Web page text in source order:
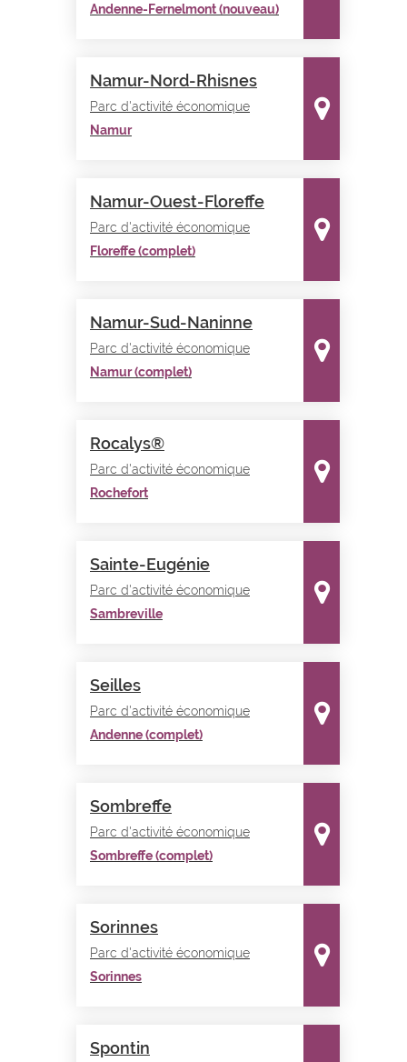
Andenne-Fernelmont (nouveau)
Namur-Nord-Rhisnes
Parc d'activité économique
Namur
Namur-Ouest-Floreffe
Parc d'activité économique
Floreffe (complet)
Namur-Sud-Naninne
Parc d'activité économique
Namur (complet)
Rocalys®
Parc d'activité économique
Rochefort
Sainte-Eugénie
Parc d'activité économique
Sambreville
Seilles
Parc d'activité économique
Andenne (complet)
Sombreffe
Parc d'activité économique
Sombreffe (complet)
Sorinnes
Parc d'activité économique
Sorinnes
Spontin